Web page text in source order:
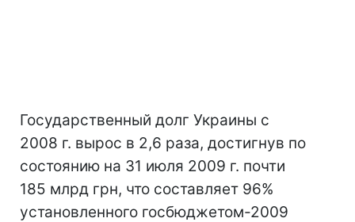
Государственный долг Украины с
2008 г. вырос в 2,6 раза, достигнув по
состоянию на 31 июля 2009 г. почти
185 млрд грн, что составляет 96%
установленного госбюджетом-2009